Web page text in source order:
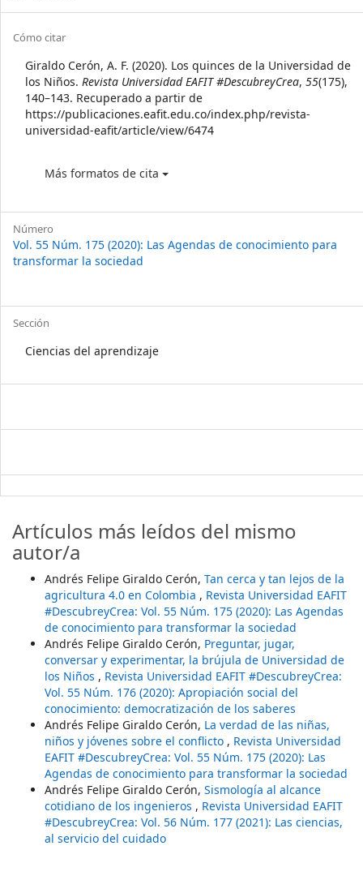
Article
Details
Cómo citar
Giraldo Cerón, A. F. (2020). Los quinces de la Universidad de
los Niños. Revista Universidad EAFIT #DescubreyCrea, 55(175),
140–143. Recuperado a partir de
https://publicaciones.eafit.edu.co/index.php/revista-
universidad-eafit/article/view/6474
Más formatos de cita
Número
Vol. 55 Núm. 175 (2020): Las Agendas de conocimiento para
transformar la sociedad
Sección
Ciencias del aprendizaje
Artículos más leídos del mismo
autor/a
Andrés Felipe Giraldo Cerón, Tan cerca y tan lejos de la
agricultura 4.0 en Colombia , Revista Universidad EAFIT
#DescubreyCrea: Vol. 55 Núm. 175 (2020): Las Agendas
de conocimiento para transformar la sociedad
Andrés Felipe Giraldo Cerón, Preguntar, jugar,
conversar y experimentar, la brújula de Universidad de
los Niños , Revista Universidad EAFIT #DescubreyCrea:
Vol. 55 Núm. 176 (2020): Apropiación social del
conocimiento: democratización de los saberes
Andrés Felipe Giraldo Cerón, La verdad de las niñas,
niños y jóvenes sobre el conflicto , Revista Universidad
EAFIT #DescubreyCrea: Vol. 55 Núm. 175 (2020): Las
Agendas de conocimiento para transformar la sociedad
Andrés Felipe Giraldo Cerón, Sismología al alcance
cotidiano de los ingenieros , Revista Universidad EAFIT
#DescubreyCrea: Vol. 56 Núm. 177 (2021): Las ciencias,
al servicio del cuidado